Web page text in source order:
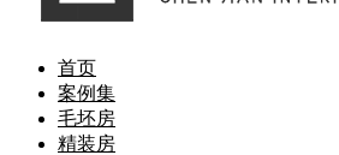
首页
案例集
毛坯房
精装房